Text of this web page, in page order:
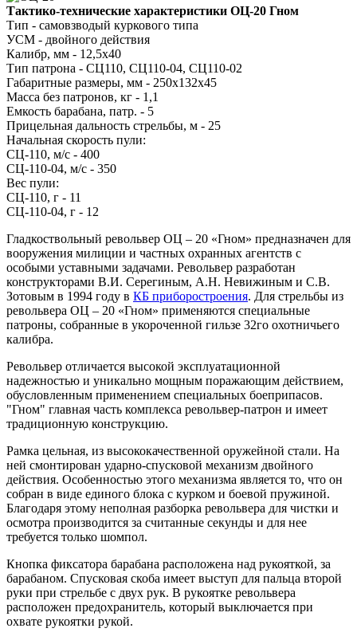
Тактико-технические характеристики ОЦ-20 Гном
Тип - самовзводый куркового типа
УСМ - двойного действия
Калибр, мм - 12,5x40
Тип патрона - СЦ110, СЦ110-04, СЦ110-02
Габаритные размеры, мм - 250x132x45
Масса без патронов, кг - 1,1
Емкость барабана, патр. - 5
Прицельная дальность стрельбы, м - 25
Начальная скорость пули:
СЦ-110, м/с - 400
СЦ-110-04, м/с - 350
Вес пули:
СЦ-110, г - 11
СЦ-110-04, г - 12
Гладкоствольный револьвер ОЦ – 20 «Гном» предназначен для
вооружения милиции и частных охранных агентств с
особыми уставными задачами. Револьвер разработан
конструкторами В.И. Серегиным, А.Н. Невижиным и С.В.
Зотовым в 1994 году в КБ приборостроения. Для стрельбы из
револьвера ОЦ – 20 «Гном» применяются специальные
патроны, собранные в укороченной гильзе 32го охотничьего
калибра.
Револьвер отличается высокой эксплуатационной
надежностью и уникально мощным поражающим действием,
обусловленным применением специальных боеприпасов.
"Гном" главная часть комплекса револьвер-патрон и имеет
традиционную конструкцию.
Рамка цельная, из высококачественной оружейной стали. На
ней смонтирован ударно-спусковой механизм двойного
действия. Особенностью этого механизма является то, что он
собран в виде единого блока с курком и боевой пружиной.
Благодаря этому неполная разборка револьвера для чистки и
осмотра производится за считанные секунды и для нее
требуется только шомпол.
Кнопка фиксатора барабана расположена над рукояткой, за
барабаном. Спусковая скоба имеет выступ для пальца второй
руки при стрельбе с двух рук. В рукоятке револьвера
расположен предохранитель, который выключается при
охвате рукоятки рукой.